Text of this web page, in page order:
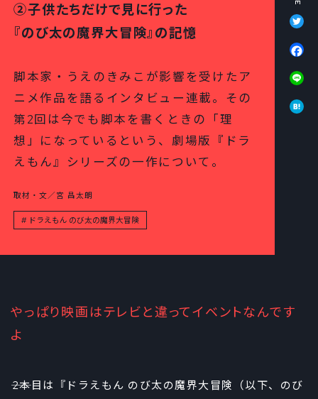
②子供たちだけで見に行った
『のび太の魔界大冒険』の記憶
脚本家・うえのきみこが影響を受けたア
ニメ作品を語るインタビュー連載。その
第2回は今でも脚本を書くときの「理
想」になっているという、劇場版『ドラ
えもん』シリーズの一作について。
取材・文／宮 昌太朗
ドラえもん のび太の魔界大冒険
やっぱり映画はテレビと違ってイベントなんです
よ
――2本目は『ドラえもん のび太の魔界大冒険（以下、のび